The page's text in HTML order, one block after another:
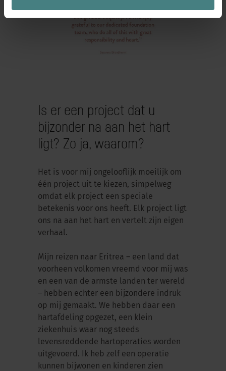
Is er een project dat u
bijzonder na aan het hart
ligt? Zo ja, waarom?
Het is voor mij ongelooflijk moeilijk om
één project uit te kiezen, simpelweg
omdat elk project een speciale
betekenis voor ons heeft. Elk project ligt
ons na aan het hart en vertelt zijn eigen
verhaal.
Mijn reizen naar Eritrea – een land dat
voorheen volkomen vreemd voor mij was
en een van de armste landen ter wereld
– hebben echter een bijzondere indruk
op mij gemaakt. We hebben daar een
hartafdeling opgezet, een klein
ziekenhuis waar nog steeds
levensreddende hartoperaties worden
uitgevoerd. Ik heb zelf een operatie
kunnen bijwonen en kinderen zien